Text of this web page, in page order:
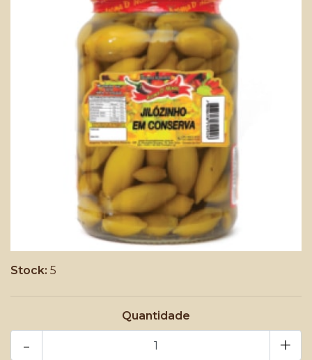
Stock: 5
Quantidade
+
-